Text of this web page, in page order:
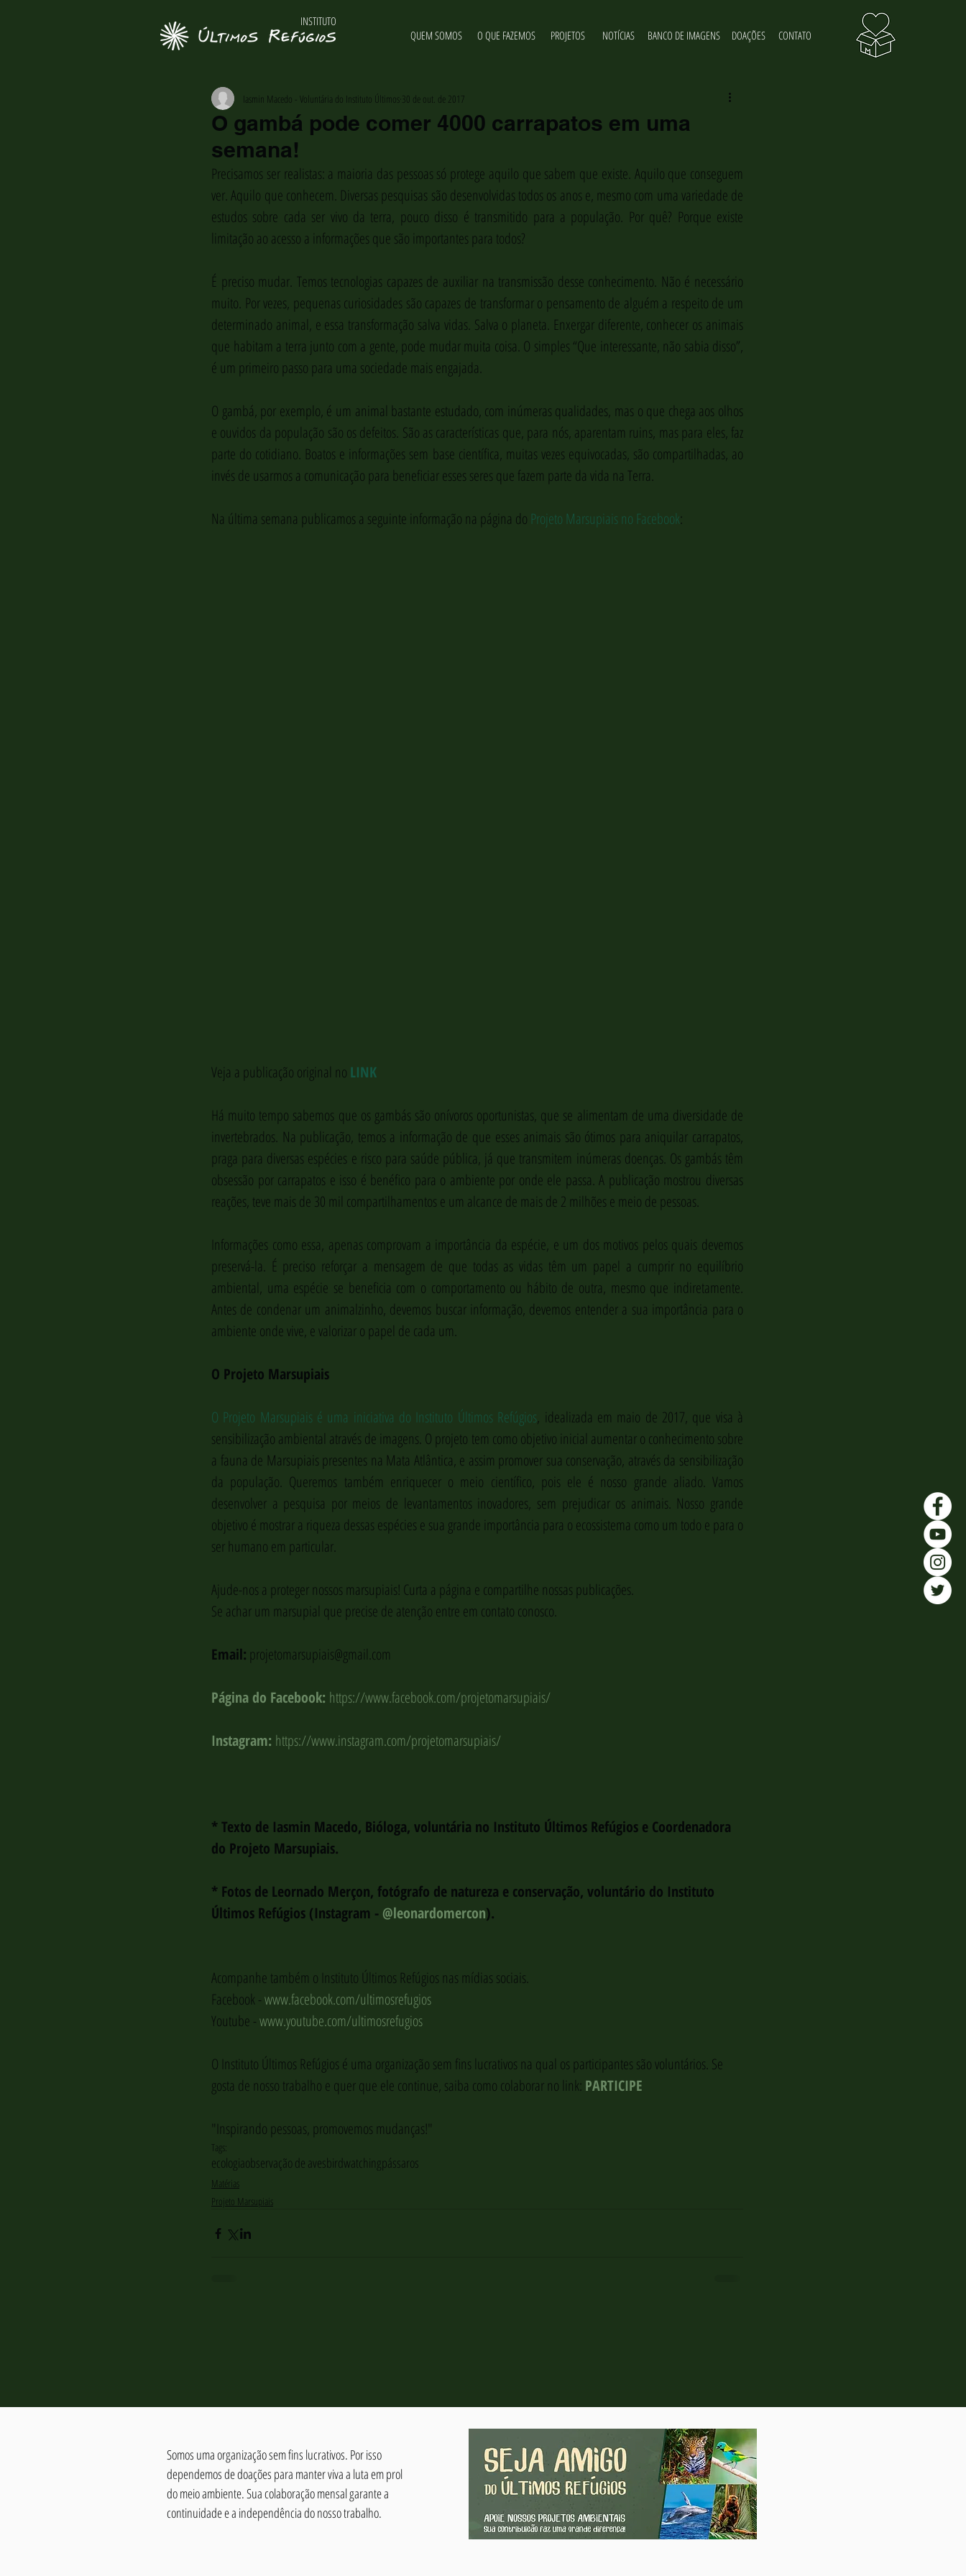
O gambá pode comer 4000 carrapatos em uma
semana!
Iasmin Macedo - Voluntária do Instituto Últimos 30 de out. de 2017
Precisamos ser realistas: a maioria das pessoas só protege aquilo que sabem que existe. Aquilo que conseguem
ver. Aquilo que conhecem. Diversas pesquisas são desenvolvidas todos os anos e, mesmo com uma variedade de
estudos sobre cada ser vivo da terra, pouco disso é transmitido para a população. Por quê? Porque existe
limitação ao acesso a informações que são importantes para todos?
É preciso mudar. Temos tecnologias capazes de auxiliar na transmissão desse conhecimento. Não é necessário
muito. Por vezes, pequenas curiosidades são capazes de transformar o pensamento de alguém a respeito de um
determinado animal, e essa transformação salva vidas. Salva o planeta. Enxergar diferente, conhecer os animais
que habitam a terra junto com a gente, pode mudar muita coisa. O simples “Que interessante, não sabia disso”,
é um primeiro passo para uma sociedade mais engajada.
O gambá, por exemplo, é um animal bastante estudado, com inúmeras qualidades, mas o que chega aos olhos
e ouvidos da população são os defeitos. São as características que, para nós, aparentam ruins, mas para eles, faz
parte do cotidiano. Boatos e informações sem base científica, muitas vezes equivocadas, são compartilhadas, ao
invés de usarmos a comunicação para beneficiar esses seres que fazem parte da vida na Terra.
Na última semana publicamos a seguinte informação na página do Projeto Marsupiais no Facebook:
Veja a publicação original no LINK
Há muito tempo sabemos que os gambás são onívoros oportunistas, que se alimentam de uma diversidade de
invertebrados. Na publicação, temos a informação de que esses animais são ótimos para aniquilar carrapatos,
praga para diversas espécies e risco para saúde pública, já que transmitem inúmeras doenças. Os gambás têm
obsessão por carrapatos e isso é benéfico para o ambiente por onde ele passa. A publicação mostrou diversas
reações, teve mais de 30 mil compartilhamentos e um alcance de mais de 2 milhões e meio de pessoas.
Informações como essa, apenas comprovam a importância da espécie, e um dos motivos pelos quais devemos
preservá-la. É preciso reforçar a mensagem de que todas as vidas têm um papel a cumprir no equilíbrio
ambiental, uma espécie se beneficia com o comportamento ou hábito de outra, mesmo que indiretamente.
Antes de condenar um animalzinho, devemos buscar informação, devemos entender a sua importância para o
ambiente onde vive, e valorizar o papel de cada um.
O Projeto Marsupiais
O Projeto Marsupiais é uma iniciativa do Instituto Últimos Refúgios, idealizada em maio de 2017, que visa à
sensibilização ambiental através de imagens. O projeto tem como objetivo inicial aumentar o conhecimento sobre
a fauna de Marsupiais presentes na Mata Atlântica, e assim promover sua conservação, através da sensibilização
da população. Queremos também enriquecer o meio científico, pois ele é nosso grande aliado. Vamos
desenvolver a pesquisa por meios de levantamentos inovadores, sem prejudicar os animais. Nosso grande
objetivo é mostrar a riqueza dessas espécies e sua grande importância para o ecossistema como um todo e para o
ser humano em particular.
Ajude-nos a proteger nossos marsupiais! Curta a página e compartilhe nossas publicações.
Se achar um marsupial que precise de atenção entre em contato conosco.
Email: projetomarsupiais@gmail.com
Página do Facebook: https://www.facebook.com/projetomarsupiais/
Instagram: https://www.instagram.com/projetomarsupiais/
* Texto de Iasmin Macedo, Bióloga, voluntária no Instituto Últimos Refúgios e Coordenadora
do Projeto Marsupiais.
* Fotos de Leornado Merçon, fotógrafo de natureza e conservação, voluntário do Instituto
Últimos Refúgios (Instagram - @leonardomercon).
Acompanhe também o Instituto Últimos Refúgios nas mídias sociais.
Facebook - www.facebook.com/ultimosrefugios
Youtube - www.youtube.com/ultimosrefugios
O Instituto Últimos Refúgios é uma organização sem fins lucrativos na qual os participantes são voluntários. Se
gosta de nosso trabalho e quer que ele continue, saiba como colaborar no link: PARTICIPE
"Inspirando pessoas, promovemos mudanças!"
Tags:
ecologiaobservação de avesbirdwatchingpássaros
Matérias
Projeto Marsupiais
INSTITUTO
QUEM SOMOS
O QUE FAZEMOS PROJETOS NOTÍCIAS BANCO DE IMAGENS DOAÇÕES CONTATO
Somos uma organização sem fins lucrativos. Por isso
dependemos de doações para manter viva a luta em prol
do meio ambiente. Sua colaboração mensal garante a
continuidade e a independência do nosso trabalho.